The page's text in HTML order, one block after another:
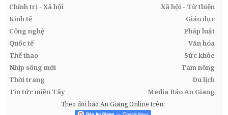
Chính trị - Xã hội
Xã hội - Từ thiện
Kinh tế
Giáo dục
Công nghệ
Pháp luật
Quốc tế
Văn hóa
Thể thao
Sức khỏe
Nhịp sống mới
Tam nông
Thời trang
Du lịch
Tin tức miền Tây
Media Báo An Giang
Theo dõi báo An Giang Online trên: